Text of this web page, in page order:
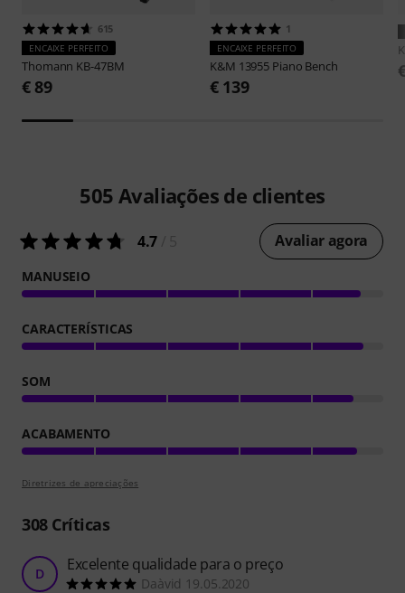
615
ENCAIXE PERFEITO
Thomann KB-47BM
€ 89
1
ENCAIXE PERFEITO
K&M 13955 Piano Bench
€ 139
505 Avaliações de clientes
4.7 Avaliar agora
MANUSEIO
CARACTERÍSTICAS
SOM
ACABAMENTO
Diretrizes de apreciações
308Críticas
D Excelente qualidade para o preço
Daàvid 19.05.2020